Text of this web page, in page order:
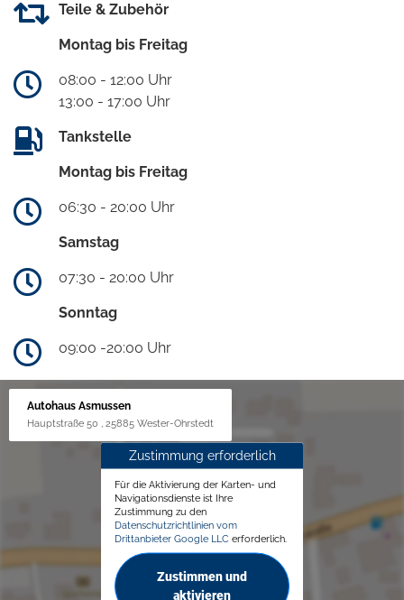
Teile & Zubehör
Montag bis Freitag
08:00 - 12:00 Uhr
13:00 - 17:00 Uhr
Tankstelle
Montag bis Freitag
06:30 - 20:00 Uhr
Samstag
07:30 - 20:00 Uhr
Sonntag
09:00 -20:00 Uhr
Autohaus Asmussen
Hauptstraße 50 , 25885 Wester-Ohrstedt
Zustimmung erforderlich
Für die Aktivierung der Karten- und
Navigationsdienste ist Ihre
Zustimmung zu den
Datenschutzrichtlinien vom
Drittanbieter Google LLC erforderlich.
Zustimmen und
aktivieren